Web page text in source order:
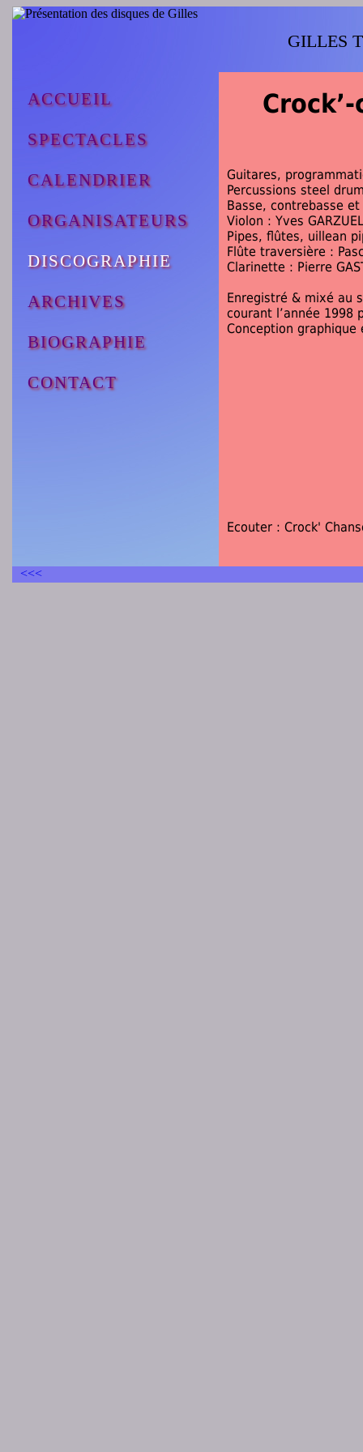
GILLES
Guitares,
Percussions steel
Basse, contrebasse et
Violon : Yves GARZUEL
Pipes, flûtes, uillean
Flûte traversière :
Clarinette : Pierre
Enregistré & mixé au
courant l’année 1998
Conception graphique
Ecouter : Crock'
ACCUEIL
SPECTACLES
CALENDRIER
ORGANISATEURS
DISCOGRAPHIE
ARCHIVES
BIOGRAPHIE
CONTACT
<<<